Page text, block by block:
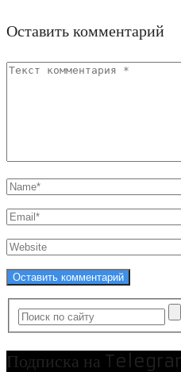
Оставить комментарий
Подписка на